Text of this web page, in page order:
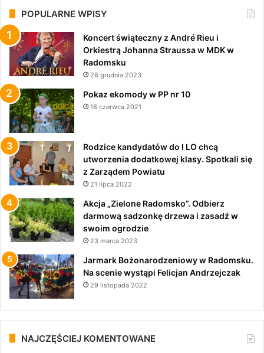
POPULARNE WPISY
Koncert świąteczny z André Rieu i
Orkiestrą Johanna Straussa w MDK w
Radomsku
28 grudnia 2023
Pokaz ekomody w PP nr 10
18 czerwca 2021
Rodzice kandydatów do I LO chcą
utworzenia dodatkowej klasy. Spotkali się
z Zarządem Powiatu
21 lipca 2022
Akcja „Zielone Radomsko”. Odbierz
darmową sadzonkę drzewa i zasadź w
swoim ogrodzie
23 marca 2023
Jarmark Bożonarodzeniowy w Radomsku.
Na scenie wystąpi Felicjan Andrzejczak
29 listopada 2022
NAJCZĘŚCIEJ KOMENTOWANE